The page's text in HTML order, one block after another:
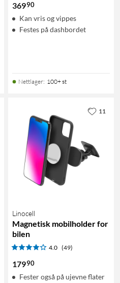
36990
Kan vris og vippes
Festes på dashbordet
Nettlager: 100+ st
Linocell
Magnetisk mobilholder for
bilen
4.0 (49)
17990
Fester også på ujevne flater
11